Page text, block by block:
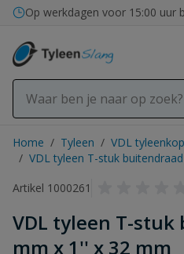
Ga naar de inhoud
Op werkdagen voor 15:00 uur
Home / Tyleen / VDL
/ VDL tyleen T-stuk
Artikel 1000261
VDL tyleen T-
mm x 1'' x 32 mm